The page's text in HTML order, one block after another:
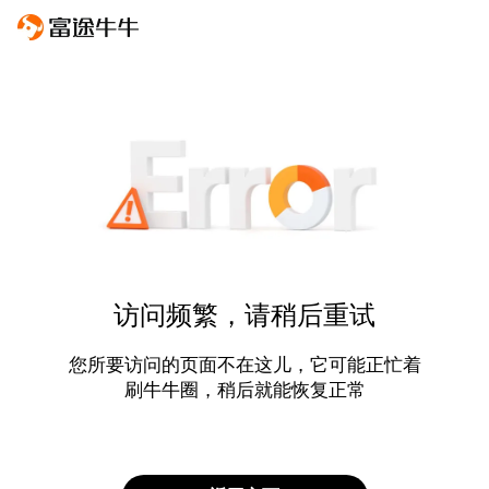
访问频繁，请稍后重试
您所要访问的页面不在这儿，它可能正忙着
刷牛牛圈，稍后就能恢复正常